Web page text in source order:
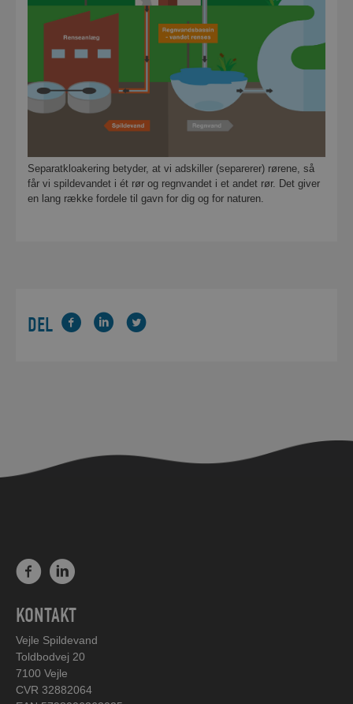
Separatkloakering betyder, at vi adskiller (separerer) rørene, så
får vi spildevandet i ét rør og regnvandet i et andet rør. Det giver
en lang række fordele til gavn for dig og for naturen.
DEL
KONTAKT
Vejle Spildevand
Toldbodvej 20
7100 Vejle
CVR 32882064